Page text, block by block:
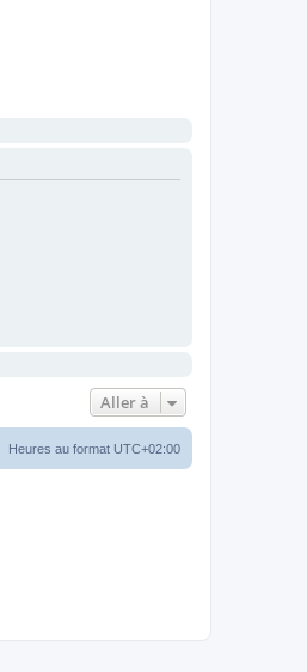
Aller à
Heures au format UTC+02:00